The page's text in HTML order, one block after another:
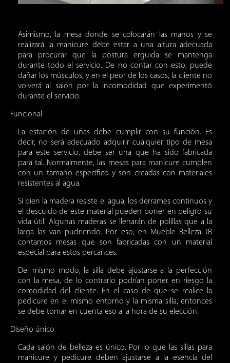
Asimismo, la mesa donde se colocarán las manos y se
realizará la manicure debe estar a una altura adecuada
para procurar que la postura erguida se mantenga
durante todo el servicio. De no contar con esto, puede
dañar los músculos, y en el peor de los casos, la cliente no
volverá al salón por la incomodidad que experimentó
durante el servicio.
Funcional
La estación de uñas debe cumplir con su función. Es
decir, no será adecuado adquirir cualquier tipo de mesa
para este servicio, debe ser una que ha sido fabricada
para tal. Normalmente, las mesas para manicure cumplen
con un tamaño específico y son creadas con materiales
resistentes al agua.
Si bien la madera resiste el agua, los derrames continuos y
el descuido de este material pueden poner en peligro su
vida útil. Algunas maderas se llenarán de polillas que a la
larga las van pudriendo. Por eso, en Mueble Belleza JB
contamos mesas que son fabricadas con un material
especial para estos percances.
Del mismo modo, la silla debe ajustarse a la perfección
con la mesa, de lo contrario podrían poner en riesgo la
comodidad del cliente. En el caso de que se realice la
pedicure en el mismo entorno y la misma silla, entonces
se debe tomar en cuenta eso a la hora de su elección.
Diseño único
Cada salón de belleza es único. Por lo que lassillas para
manicure y pedicure deben ajustarse a la esencia del